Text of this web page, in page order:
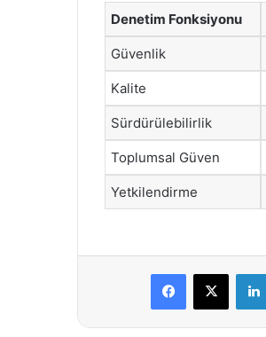
Denetim Fonksiyonu
Güvenlik
Kalite
Sürdürülebilirlik
Toplumsal Güven
Yetkilendirme
Facebook
X